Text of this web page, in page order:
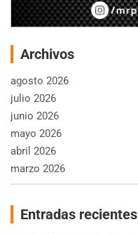
Archivos
agosto 2026
julio 2026
junio 2026
mayo 2026
abril 2026
marzo 2026
Entradas recientes